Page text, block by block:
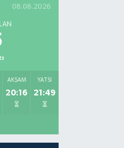
08.08.2026
AKŞAM
20:16
YATSI
21:49